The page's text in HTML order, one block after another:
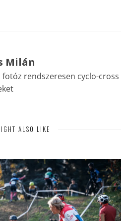
Milán
fotóz rendszeresen cyclo-cross
ALSO LIKE